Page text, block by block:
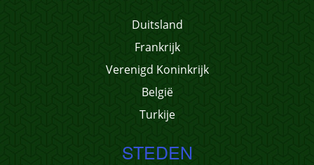
Duitsland
Frankrijk
Verenigd Koninkrijk
België
Turkije
STEDEN